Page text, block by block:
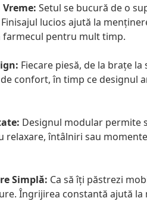
Setul se bucură de o
lucios ajută la
farmecul pentru mult timp.
Fiecare piesă, de la brațe
confort, în timp ce designul
Designul modular permite
relaxare, întâlniri sau
Simplă: Ca să îți păstrezi
Îngrijirea constantă ajută